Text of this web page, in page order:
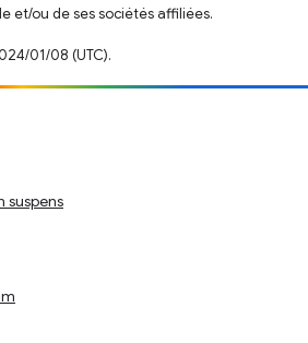
et/ou de ses sociétés affiliées.
01/08 (UTC).
suspens